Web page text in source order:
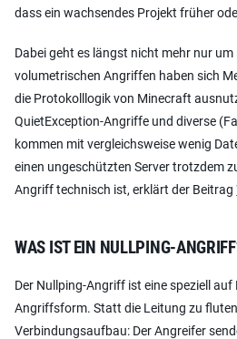
dass ein wachsendes Projekt früher
Dabei geht es längst nicht mehr nur
volumetrischen Angriffen haben sich
die Protokolllogik von Minecraft
QuietException-Angriffe und diverse
kommen mit vergleichsweise wenig
einen ungeschützten Server trotzdem
Angriff technisch ist, erklärt der Beitrag
WAS IST EIN NULLPING-
Der Nullping-Angriff ist eine speziell
Angriffsform. Statt die Leitung zu
Verbindungsaufbau: Der Angreifer